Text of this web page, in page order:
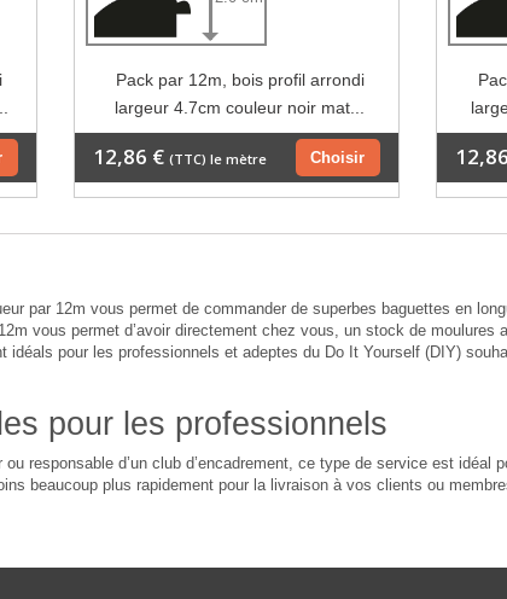
Pack par 12m, bois profil arrondi
largeur 4.7cm couleur noir mat...
Choisir
12,86 € (TTC) le mètre
par 12m vous permet de commander de superbes baguettes en
vous permet d’avoir directement chez vous, un stock de moulures
idéals pour les professionnels et adeptes du Do It Yourself (DIY)
pour les professionnels
responsable d’un club d’encadrement, ce type de service est idéal
beaucoup plus rapidement pour la livraison à vos clients ou